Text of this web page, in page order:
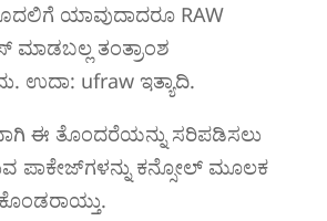
ಯಾವುದಾದರೂ RAW
ತಂತ್ರಾಂಶ
ಉದಾ: ufraw ಇತ್ಯಾದಿ.
ಈ ತೊಂದರೆಯನ್ನು ಸರಿಪಡಿಸಲು
ಪಾಕೇಜ್‌ಗಳನ್ನು ಕನ್ಸೋಲ್ ಮೂಲಕ